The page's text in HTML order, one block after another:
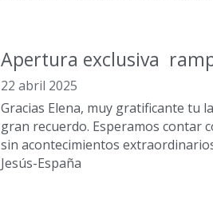
Apertura exclusiva
22 abril 2025
Gracias Elena, muy gratificante tu
gran recuerdo. Esperamos contar
sin acontecimientos
Jesús-España